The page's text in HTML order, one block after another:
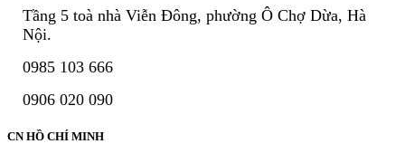
Tầng 5 toà nhà Viễn Đông, phường Ô Chợ Dừa, Hà
Nội.
0985 103 666
0906 020 090
CN HỒ CHÍ MINH